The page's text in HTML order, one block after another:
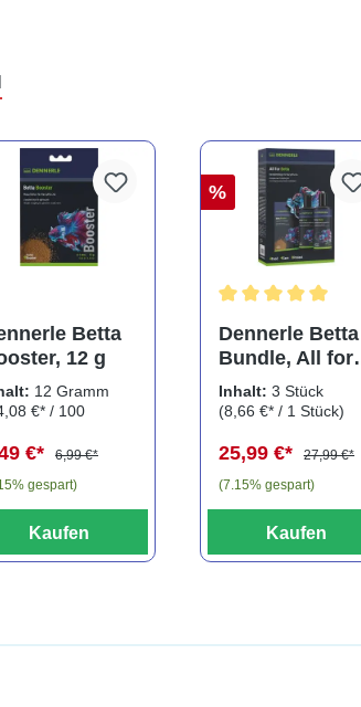
Betta
12 g
12 Gramm
€* / 100
€*
6,99 €*
gespart)
Kaufen
%
Dennerle Betta
Bundle, All for
Betta, Pflegeset
für
teilig
Inhalt:3 Stück
(8,66 €* / 1 Stück)
25,99 €*
27,99 €*
(7.15% gespart)
Kaufen